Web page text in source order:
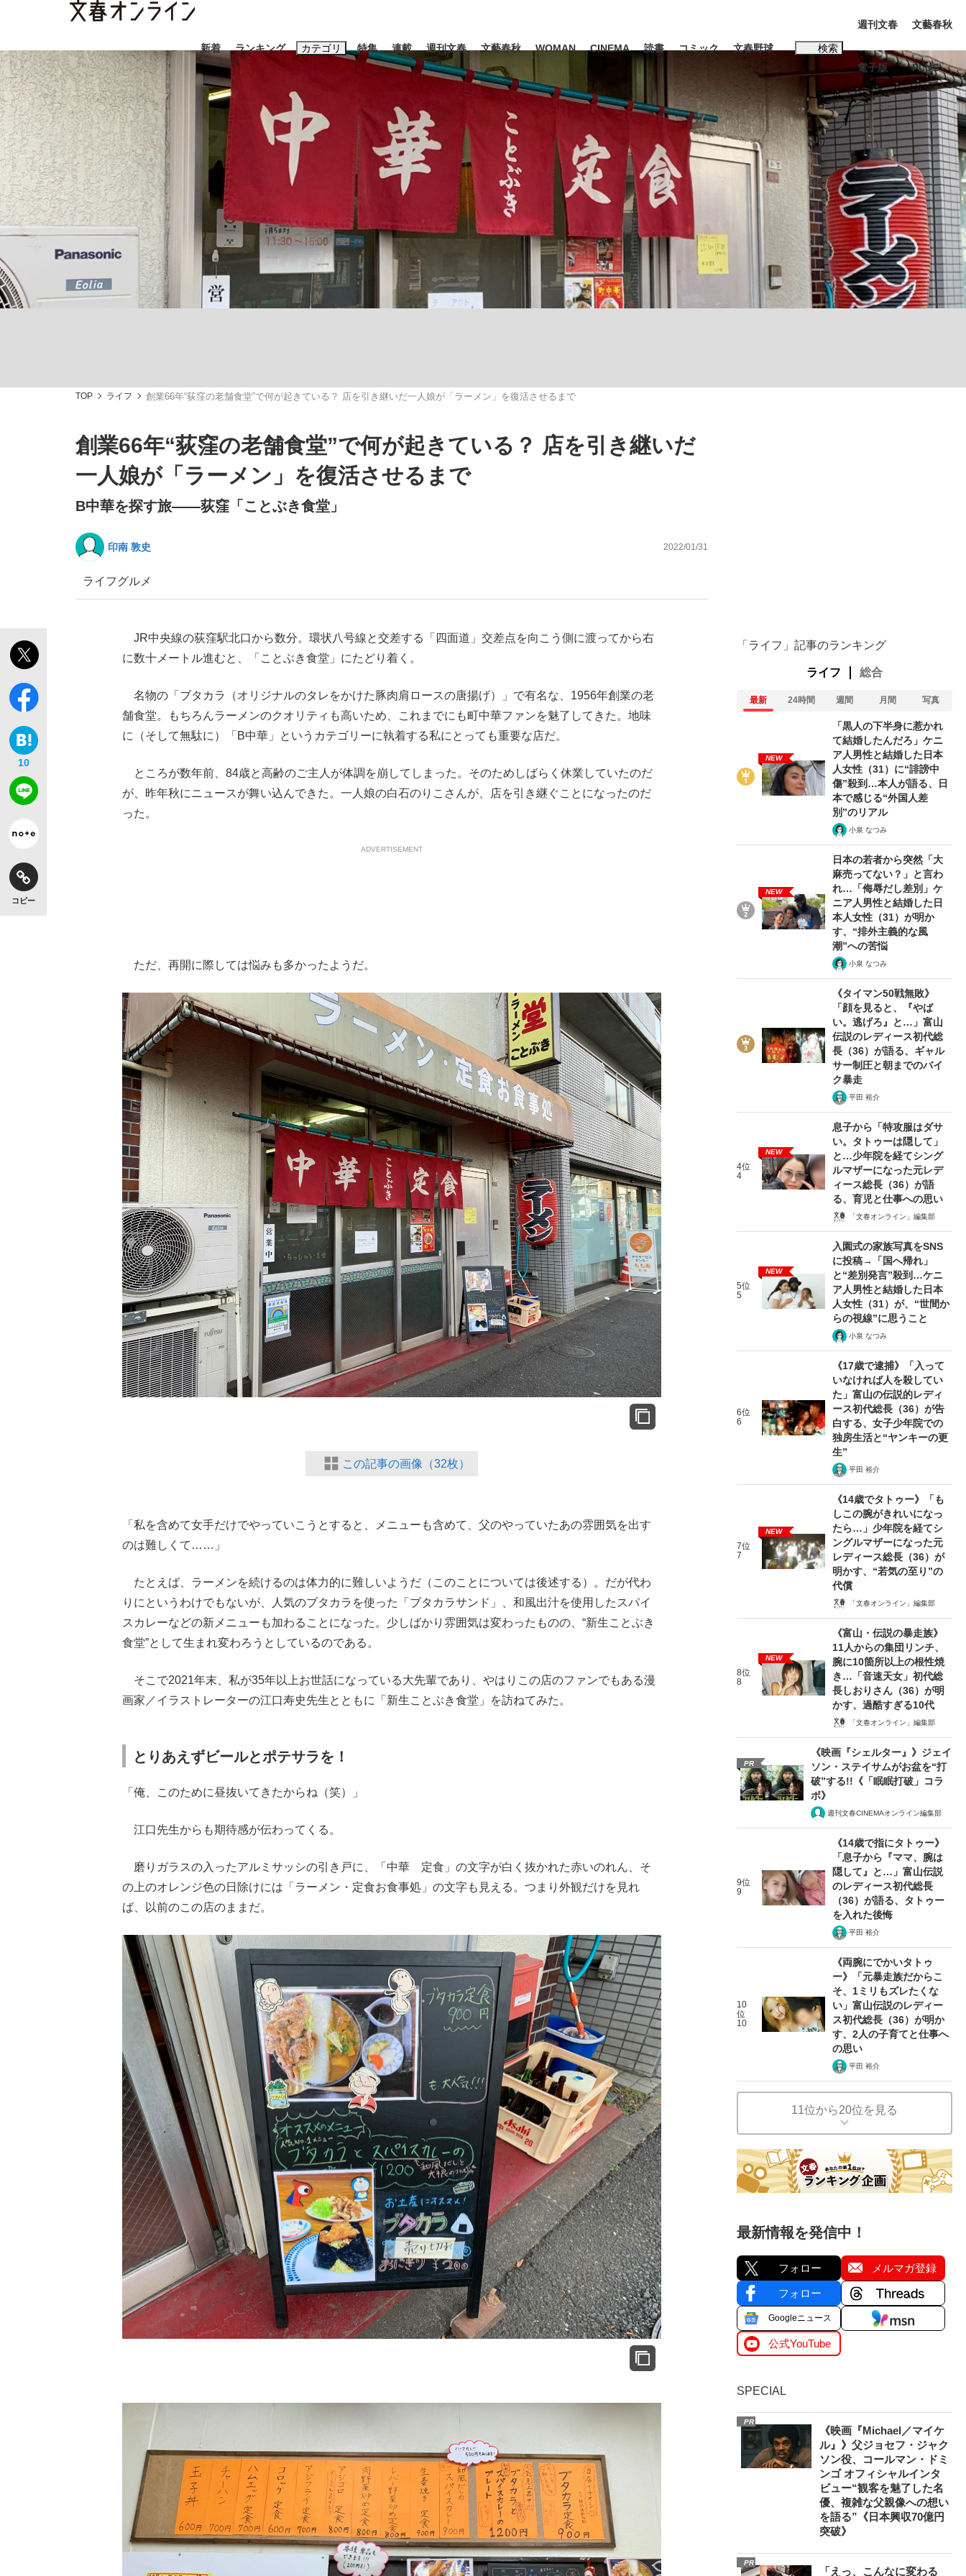
新着 ランキング カテゴリ
スクープ ライフ ビジネス
「90%は失敗する。でも…」本田圭佑が初めて明かした日本代表監督に... 「最悪の空気のまま解散」WBC日本代表“敗戦”の真実 選手が明かす...
「敗因分析は一切聞かれなかった」侍ジャパン選手が証言した“NPB聞... 「クマが悪者扱いされているのが悲しい」『北の国から』倉本聰氏（91...
特集
終戦から81年 私のあのとき、私のいま
キングの誕生を、目撃せよ。
いまさら聞けない資産運用のすべて
連載 週刊文春 文藝春秋 WOMAN CINEMA 読書 コミック 文春野球 検索
キーワード入力
おすすめのキーワードタグ一覧
#三山凌輝 #高市早苗 #後藤真希 #森岡毅 #城彰二 #内田有紀
#松田聖子
#亀和田武
週刊文春
電子版
文藝春秋
PLUS
TOP ライフ 創業66年“荻窪の老舗食堂”で何が起きている？ 店を引き継いだ一人娘が「ラーメン」を復活させるまで
創業66年“荻窪の老舗食堂”で何が起きている？ 店を引き継いだ
一人娘が「ラーメン」を復活させるまで
B中華を探す旅――荻窪「ことぶき食堂」
印南 敦史 2022/01/31
ライフグルメ
10
コピー
JR中央線の荻窪駅北口から数分。環状八号線と交差する「四面道」交差点を向こう側に渡ってから右
に数十メートル進むと、「ことぶき食堂」にたどり着く。
名物の「ブタカラ（オリジナルのタレをかけた豚肉肩ロースの唐揚げ）」で有名な、1956年創業の老
舗食堂。もちろんラーメンのクオリティも高いため、これまでにも町中華ファンを魅了してきた。地味
に（そして無駄に）「B中華」というカテゴリーに執着する私にとっても重要な店だ。
ところが数年前、84歳と高齢のご主人が体調を崩してしまった。そのためしばらく休業していたのだ
が、昨年秋にニュースが舞い込んできた。一人娘の白石のりこさんが、店を引き継ぐことになったのだ
った。
ADVERTISEMENT
ただ、再開に際しては悩みも多かったようだ。
この記事の画像（32枚）
「私を含めて女手だけでやっていこうとすると、メニューも含めて、父のやっていたあの雰囲気を出す
のは難しくて……」
たとえば、ラーメンを続けるのは体力的に難しいようだ（このことについては後述する）。だが代わ
りにというわけでもないが、人気のブタカラを使った「ブタカラサンド」、和風出汁を使用したスパイ
スカレーなどの新メニューも加わることになった。少しばかり雰囲気は変わったものの、“新生ことぶき
食堂”として生まれ変わろうとしているのである。
そこで2021年末、私が35年以上お世話になっている大先輩であり、やはりこの店のファンでもある漫
画家／イラストレーターの江口寿史先生とともに「新生ことぶき食堂」を訪ねてみた。
とりあえずビールとポテサラを！
「俺、このために昼抜いてきたからね（笑）」
江口先生からも期待感が伝わってくる。
磨りガラスの入ったアルミサッシの引き戸に、「中華 定食」の文字が白く抜かれた赤いのれん、そ
の上のオレンジ色の日除けには「ラーメン・定食お食事処」の文字も見える。つまり外観だけを見れ
ば、以前のこの店のままだ。
「ライフ」記事のランキング
ライフ 総合
最新 24時間 週間 月間 写真
NEW
「黒人の下半身に惹かれ
て結婚したんだろ」ケニ
ア人男性と結婚した日本
人女性（31）に“誹謗中
傷”殺到…本人が語る、日
本で感じる“外国人差
別”のリアル
小泉 なつみ
NEW
日本の若者から突然「大
麻売ってない？」と言わ
れ…「侮辱だし差別」ケ
ニア人男性と結婚した日
本人女性（31）が明か
す、“排外主義的な風
潮”への苦悩
小泉 なつみ
《タイマン50戦無敗》
「顔を見ると、『やば
い。逃げろ』と…」富山
伝説のレディース初代総
長（36）が語る、ギャル
サー制圧と朝までのバイ
ク暴走
平田 裕介
4位
4
NEW
息子から「特攻服はダサ
い。タトゥーは隠して」
と…少年院を経てシング
ルマザーになった元レデ
ィース総長（36）が語
る、育児と仕事への思い
「文春オンライン」編集部
5位
5
NEW
入園式の家族写真をSNS
に投稿→「国へ帰れ」
と“差別発言”殺到…ケニ
ア人男性と結婚した日本
人女性（31）が、“世間か
らの視線”に思うこと
小泉 なつみ
6位
6
《17歳で逮捕》「入って
いなければ人を殺してい
た」富山の伝説的レディ
ース初代総長（36）が告
白する、女子少年院での
独房生活と“ヤンキーの更
生”
平田 裕介
7位
7
NEW
《14歳でタトゥー》「も
しこの腕がきれいになっ
たら…」少年院を経てシ
ングルマザーになった元
レディース総長（36）が
明かす、“若気の至り”の
代償
「文春オンライン」編集部
8位
8
NEW
《富山・伝説の暴走族》
11人からの集団リンチ、
腕に10箇所以上の根性焼
き…「音速天女」初代総
長しおりさん（36）が明
かす、過酷すぎる10代
「文春オンライン」編集部
PR
《映画『シェルター』》ジェイ
ソン・ステイサムがお盆を“打
破”する!!《「眠眠打破」コラ
ボ》
週刊文春CINEMAオンライン編集部
9位
9
《14歳で指にタトゥー》
「息子から『ママ、腕は
隠して』と…」富山伝説
のレディース初代総長
（36）が語る、タトゥー
を入れた後悔
平田 裕介
10
位
10
《両腕にでかいタトゥ
ー》「元暴走族だからこ
そ、1ミリもズレたくな
い」富山伝説のレディー
ス初代総長（36）が明か
す、2人の子育てと仕事へ
の思い
平田 裕介
11位から20位を見る
最新情報を発信中！
フォロー メルマガ登録
フォロー
Googleニュース
公式YouTube
SPECIAL
PR
《映画『Michael／マイケ
ル』》父ジョセフ・ジャク
ソン役、コールマン・ドミ
ンゴ オフィシャルインタ
ビュー“観客を魅了した名
優、複雑な父親像への想い
を語る”《日本興収70億円
突破》
PR
「えっ、こんなに変わる